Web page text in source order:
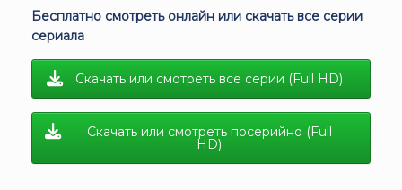
Бесплатно смотреть онлайн или скачать все серии
сериала
Скачать или смотреть все серии (Full HD)
Скачать или смотреть посерийно (Full
HD)